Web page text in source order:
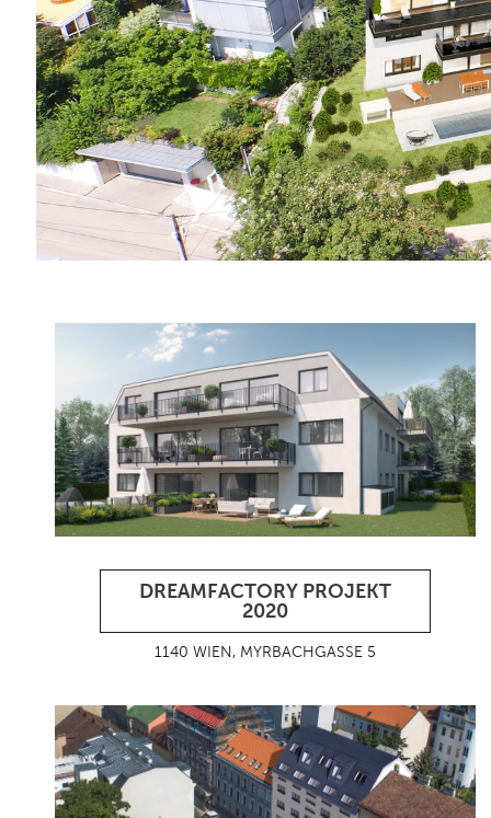
DREAMFACTORY PROJEKT
2020
1140 WIEN, MYRBACHGASSE 5